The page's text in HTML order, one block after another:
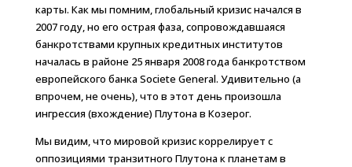
карты. Как мы помним, глобальный кризис начался в
2007 году, но его острая фаза, сопровождавшаяся
банкротствами крупных кредитных институтов
началась в районе 25 января 2008 года банкротством
европейского банка Soсiete General. Удивительно (а
впрочем, не очень), что в этот день произошла
ингрессия (вхождение) Плутона в Козерог.
Мы видим, что мировой кризис коррелирует с
оппозициями транзитного Плутона к планетам в